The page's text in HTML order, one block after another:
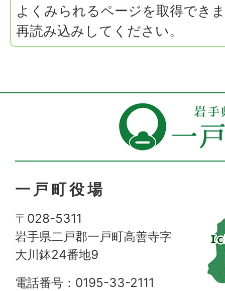
よくみられるページを取得でき
再読み込みしてください。
一戸町役場
〒028-5311
岩手県二戸郡一戸町高善寺字
大川鉢24番地9
電話番号：0195-33-2111